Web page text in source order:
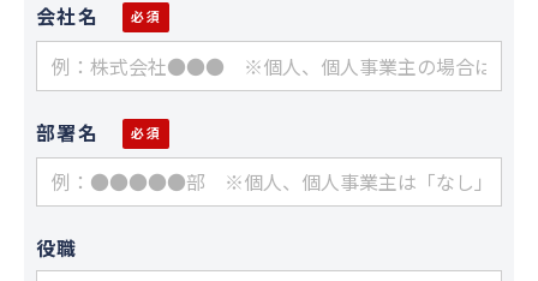
会社名
部署名
役職